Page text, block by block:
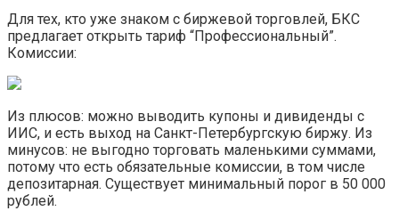
Для тех, кто уже знаком с биржевой торговлей, БКС
предлагает открыть тариф “Профессиональный”.
Комиссии:
Из плюсов: можно выводить купоны и дивиденды с
ИИС, и есть выход на Санкт-Петербургскую биржу. Из
минусов: не выгодно торговать маленькими суммами,
потому что есть обязательные комиссии, в том числе
депозитарная. Существует минимальный порог в 50 000
рублей.